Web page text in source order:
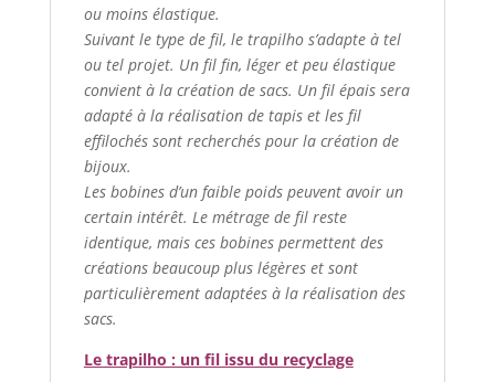
ou moins élastique.
Suivant le type de fil, le trapilho s’adapte à tel
ou tel projet. Un fil fin, léger et peu élastique
convient à la création de sacs. Un fil épais sera
adapté à la réalisation de tapis et les fil
effilochés sont recherchés pour la création de
bijoux.
Les bobines d’un faible poids peuvent avoir un
certain intérêt. Le métrage de fil reste
identique, mais ces bobines permettent des
créations beaucoup plus légères et sont
particulièrement adaptées à la réalisation des
sacs.
Le trapilho : un fil issu du recyclage